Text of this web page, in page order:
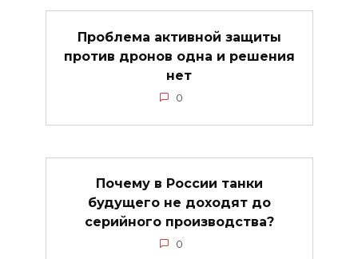
Проблема активной защиты
против дронов одна и решения
нет
0
Почему в России танки
будущего не доходят до
серийного производства?
0